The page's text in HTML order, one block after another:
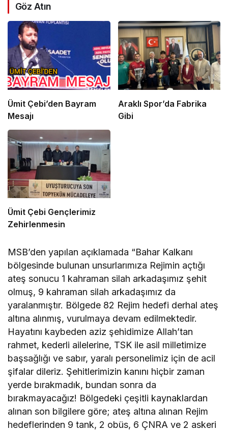
Göz Atın
Ümit Çebi’den Bayram
Mesajı
Araklı Spor’da Fabrika
Gibi
Ümit Çebi Gençlerimiz
Zehirlenmesin
MSB’den yapılan açıklamada “Bahar Kalkanı
bölgesinde bulunan unsurlarımıza Rejimin açtığı
ateş sonucu 1 kahraman silah arkadaşımız şehit
olmuş, 9 kahraman silah arkadaşımız da
yaralanmıştır. Bölgede 82 Rejim hedefi derhal ateş
altına alınmış, vurulmaya devam edilmektedir.
Hayatını kaybeden aziz şehidimize Allah’tan
rahmet, kederli ailelerine, TSK ile asil milletimize
başsağlığı ve sabır, yaralı personelimiz için de acil
şifalar dileriz. Şehitlerimizin kanını hiçbir zaman
yerde bırakmadık, bundan sonra da
bırakmayacağız! Bölgedeki çeşitli kaynaklardan
alınan son bilgilere göre; ateş altına alınan Rejim
hedeflerinden 9 tank, 2 obüs, 6 ÇNRA ve 2 askeri